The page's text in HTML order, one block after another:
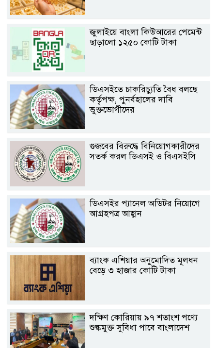
জুলাইয়ে বাংলা কিউআরের পেমেন্ট
ছাড়ালো ১২৫০ কোটি টাকা
ডিএসইতে চাকরিচ্যুতি বৈধ বলছে
কর্তৃপক্ষ, পুনর্বহালের দাবি
ভুক্তভোগীদের
গুজবের বিরুদ্ধে বিনিয়োগকারীদের
সতর্ক করল ডিএসই ও বিএসইসি
ডিএসইর প্যানেল অডিটর নিয়োগে
আগ্রহপত্র আহ্বান
ব্যাংক এশিয়ার অনুমোদিত মূলধন
বেড়ে ৩ হাজার কোটি টাকা
দক্ষিণ কোরিয়ায় ৯৭ শতাংশ পণ্যে
শুল্কমুক্ত সুবিধা পাবে বাংলাদেশ